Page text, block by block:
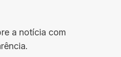
a notícia com